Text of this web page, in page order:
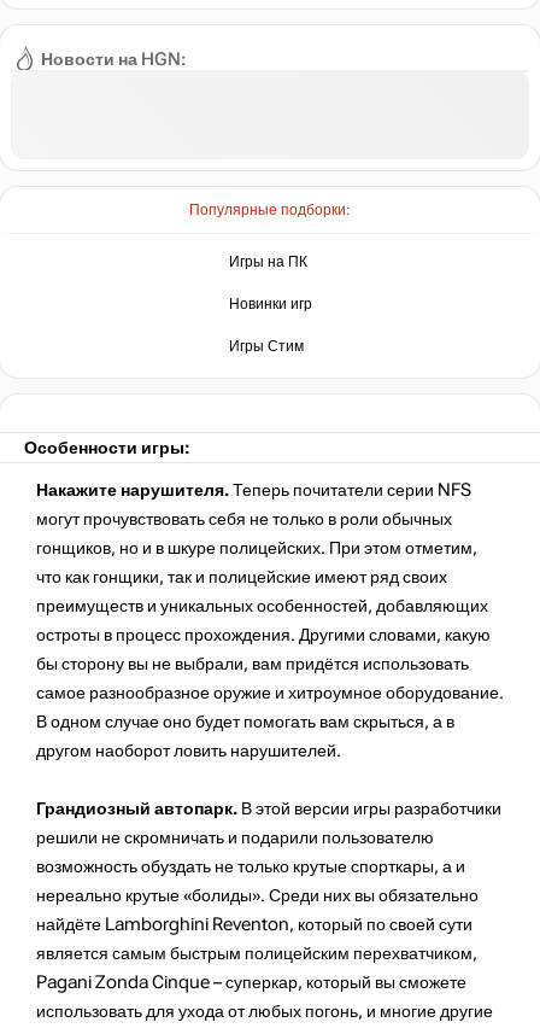
Новости на HGN:
Популярные подборки:
Игры на ПК
Новинки игр
Игры Стим
Особенности игры:
Накажите нарушителя.Теперь почитатели серии NFS
могут прочувствовать себя не только в роли обычных
гонщиков, но и в шкуре полицейских. При этом отметим,
что как гонщики, так и полицейские имеют ряд своих
преимуществ и уникальных особенностей, добавляющих
остроты в процесс прохождения. Другими словами, какую
бы сторону вы не выбрали, вам придётся использовать
самое разнообразное оружие и хитроумное оборудование.
В одном случае оно будет помогать вам скрыться, а в
другом наоборот ловить нарушителей.
Грандиозный автопарк. В этой версии игры разработчики
решили не скромничать и подарили пользователю
возможность обуздать не только крутые спорткары, а и
нереально крутые «болиды». Среди них вы обязательно
найдёте Lamborghini Reventon, который по своей сути
является самым быстрым полицейским перехватчиком,
Pagani Zonda Cinque – суперкар, который вы сможете
использовать для ухода от любых погонь, и многие другие